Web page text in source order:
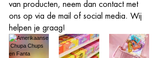
van producten, neem dan contact met
ons op via de mail of social media. Wij
helpen je graag!